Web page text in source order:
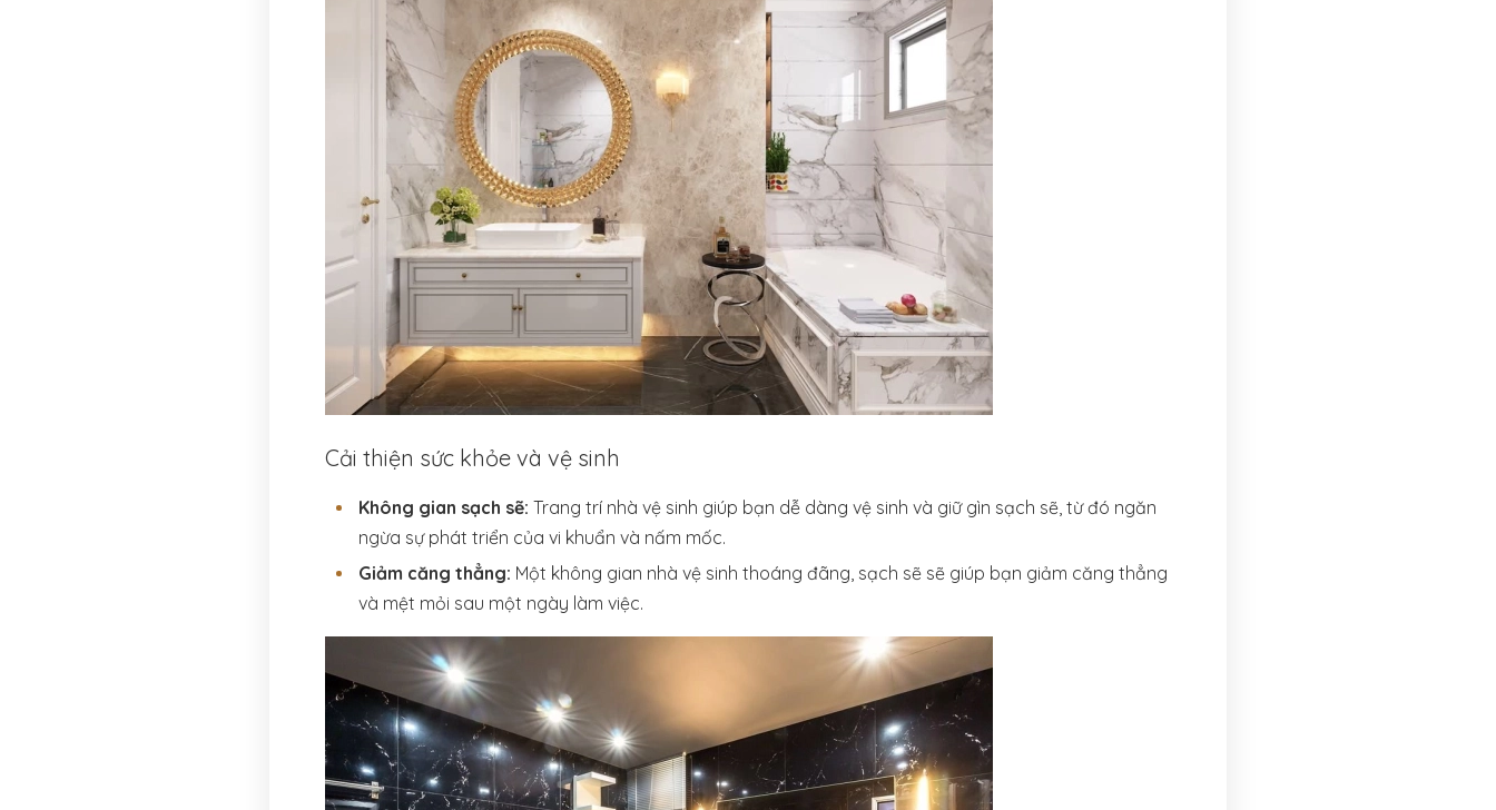
Cải thiện sức khỏe và vệ sinh
Không gian sạch sẽ: Trang trí nhà vệ sinh giúp bạn dễ dàng vệ sinh và giữ gìn sạch sẽ, từ đó ngăn
ngừa sự phát triển của vi khuẩn và nấm mốc.
Giảm căng thẳng: Một không gian nhà vệ sinh thoáng đãng, sạch sẽ sẽ giúp bạn giảm căng thẳng
và mệt mỏi sau một ngày làm việc.